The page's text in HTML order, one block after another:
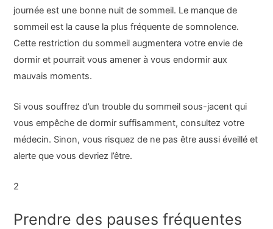
journée est une bonne nuit de sommeil. Le manque de
sommeil est la cause la plus fréquente de somnolence.
Cette restriction du sommeil augmentera votre envie de
dormir et pourrait vous amener à vous endormir aux
mauvais moments.
Si vous souffrez d’un trouble du sommeil sous-jacent qui
vous empêche de dormir suffisamment, consultez votre
médecin. Sinon, vous risquez de ne pas être aussi éveillé et
alerte que vous devriez l’être.
2
Prendre des pauses fréquentes